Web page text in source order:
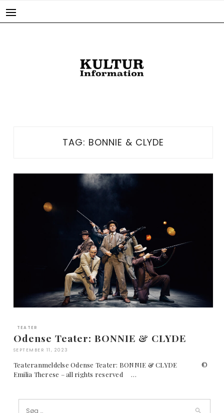
TAG: BONNIE & CLYDE
TEATER
Odense Teater: BONNIE & CLYDE
SEPTEMBER 11, 2023
Teateranmeldelse Odense Teater: BONNIE & CLYDE ©
Emilia Therese – all rights reserved …